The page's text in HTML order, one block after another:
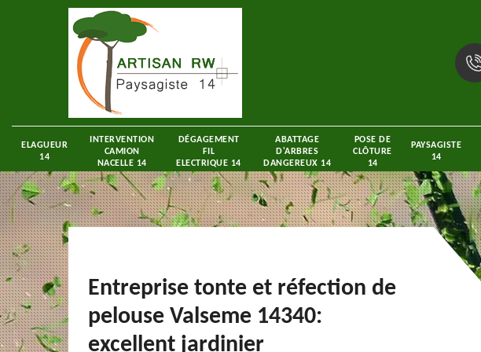
ELAGUEUR
14
INTERVENTION
CAMION
NACELLE 14
DÉGAGEMENT
FIL
ELECTRIQUE 14
ABATTAGE
D'ARBRES
DANGEREUX 14
POSE DE
CLÔTURE
14
PAYSAGISTE
14
Entreprise tonte et réfection de
pelouse Valseme 14340:
excellent jardinier